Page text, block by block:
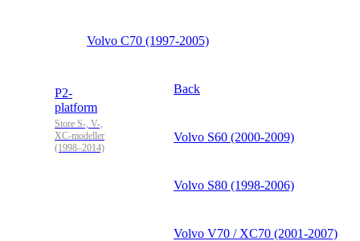
Volvo C70 (1997-2005)
P2-
platform
Store S-, V-,
XC-modeller
(1998–2014)
Back
Volvo S60 (2000-2009)
Volvo S80 (1998-2006)
Volvo V70 / XC70 (2001-2007)